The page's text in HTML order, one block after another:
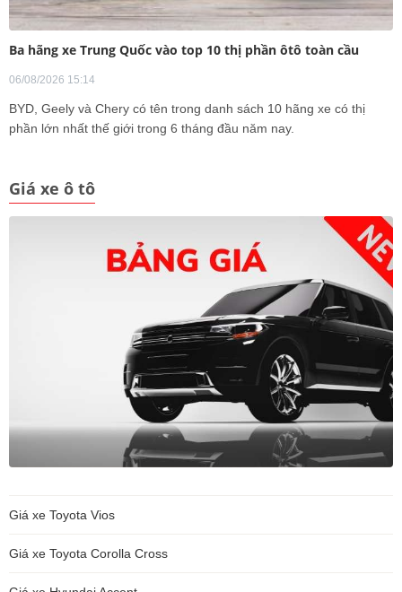
Ba hãng xe Trung Quốc vào top 10 thị phần ôtô toàn cầu
06/08/2026 15:14
BYD, Geely và Chery có tên trong danh sách 10 hãng xe có thị
phần lớn nhất thế giới trong 6 tháng đầu năm nay.
Giá xe ô tô
Giá xe Toyota Vios
Giá xe Toyota Corolla Cross